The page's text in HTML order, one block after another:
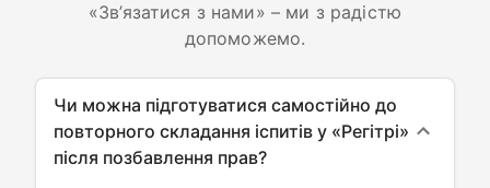
«Зв’язатися з нами» – ми з радістю
допоможемо.
Чи можна підготуватися самостійно до
повторного складання іспитів у «Регітрі»
після позбавлення прав?